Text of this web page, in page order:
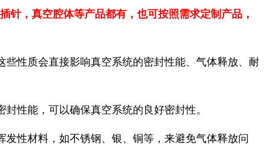
针，真空腔体等产品都有，也可按照需求定制产品，
性质会直接影响真空系统的密封性能、气体释放、耐
性能，可以确保真空系统的良好密封性。
性材料，如不锈钢、银、铜等，来避免气体释放问